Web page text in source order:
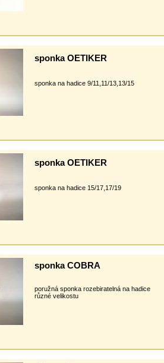
sponka OETIKER
sponka na hadice 9/11,11/13,13/15
sponka OETIKER
sponka na hadice 15/17,17/19
sponka COBRA
poružná sponka rozebiratelná na hadice
různé velikostu